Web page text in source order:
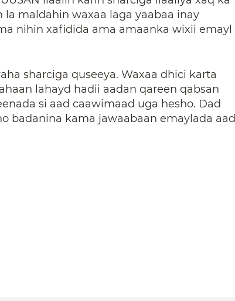
maldahin waxaa laga yaabaa inay
nihin xafidida ama amaanka wixii emayl
sharciga quseeya. Waxaa dhici karta
lahayd hadii aadan qareen qabsan
si aad caawimaad uga hesho. Dad
badanina kama jawaabaan emaylada aad